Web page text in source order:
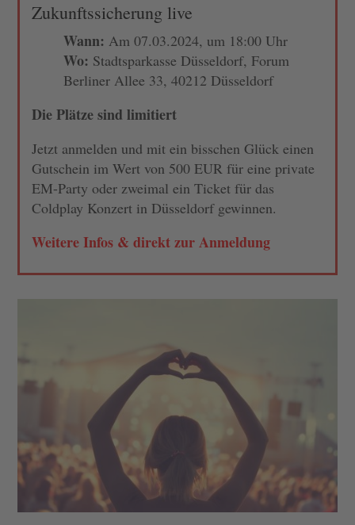
Zukunftssicherung live
Wann: Am 07.03.2024, um 18:00 Uhr
Wo: Stadtsparkasse Düsseldorf, Forum
Berliner Allee 33, 40212 Düsseldorf
Die Plätze sind limitiert
Jetzt anmelden und mit ein bisschen Glück einen
Gutschein im Wert von 500 EUR für eine private
EM-Party oder zweimal ein Ticket für das
Coldplay Konzert in Düsseldorf gewinnen.
Weitere Infos & direkt zur Anmeldung